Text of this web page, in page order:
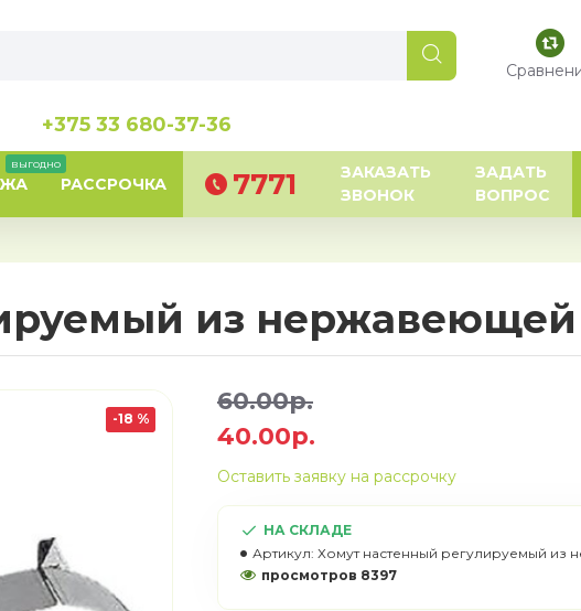
+375 33 680-37-36
выгодно
РАССРОЧКА 7771
ЗАКАЗАТЬ
ЗВОНОК
ЗАДАТЬ
ВОПРОС
из нержавеющей
-18 %
НА СКЛАДЕ
Артикул: Хомут настенный регулируемый из
просмотров 8397
40.00р.
60.00р.
Оставить заявку на рассрочку